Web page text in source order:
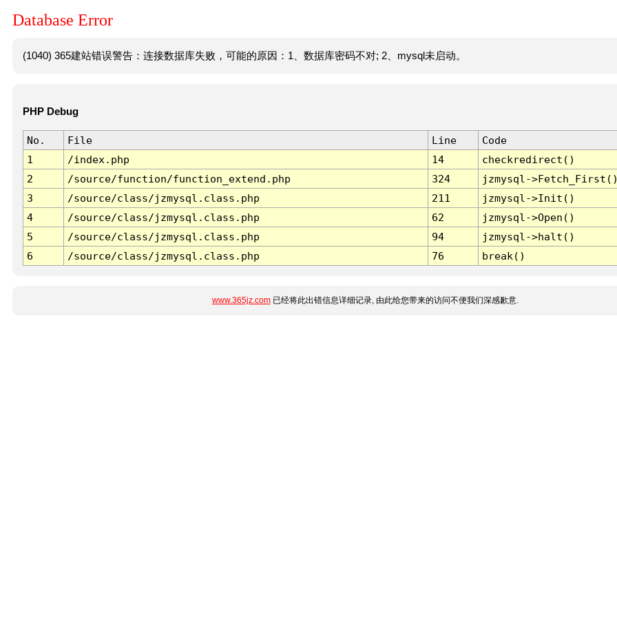
Database Error
(1040) 365建站错误警告：连接数据库失败，可能的原因：1、数据库密码不对; 2、mysql未启动。
PHP Debug
No. File Line
Code
1
/index.php 14
checkredirect()
2
/source/function/function_extend.php 324
jzmysql-
3
/source/class/jzmysql.class.php 211
jzmysql->Init()
4
/source/class/jzmysql.class.php 62
jzmysql->Open()
5
/source/class/jzmysql.class.php 94
jzmysql->halt()
6
/source/class/jzmysql.class.php 76 break()
www.365jz.com已经将此出错信息详细记录, 由此给您带来的访问不便我们深感歉意.